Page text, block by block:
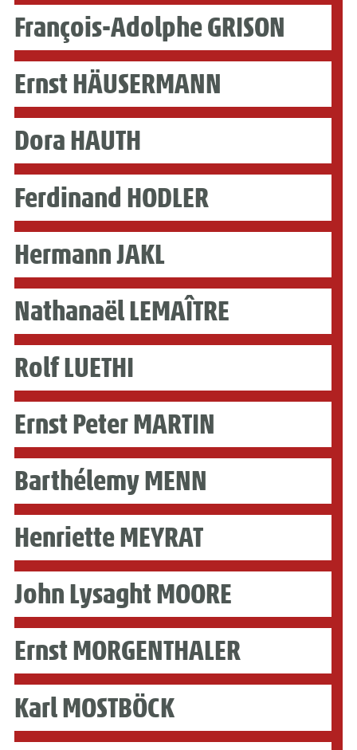
François-Adolphe GRISON
Ernst HÄUSERMANN
Dora HAUTH
Ferdinand HODLER
Hermann JAKL
Nathanaël LEMAÎTRE
Rolf LUETHI
Ernst Peter MARTIN
Barthélemy MENN
Henriette MEYRAT
John Lysaght MOORE
Ernst MORGENTHALER
Karl MOSTBÖCK